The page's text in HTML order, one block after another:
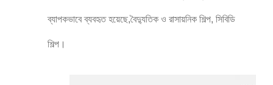
ব্যাপকভাবে ব্যবহৃত হয়েছে,বৈদ্যুতিক ও রাসায়নিক শিল্প, সিবিডি
শিল্প।